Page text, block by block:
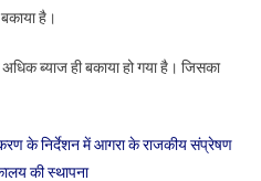
के
हाजिर
है।
ब्याज ही बकाया हो गया है। जिसका
के निर्देशन में आगरा के राजकीय संप्रेषण
की स्थापना